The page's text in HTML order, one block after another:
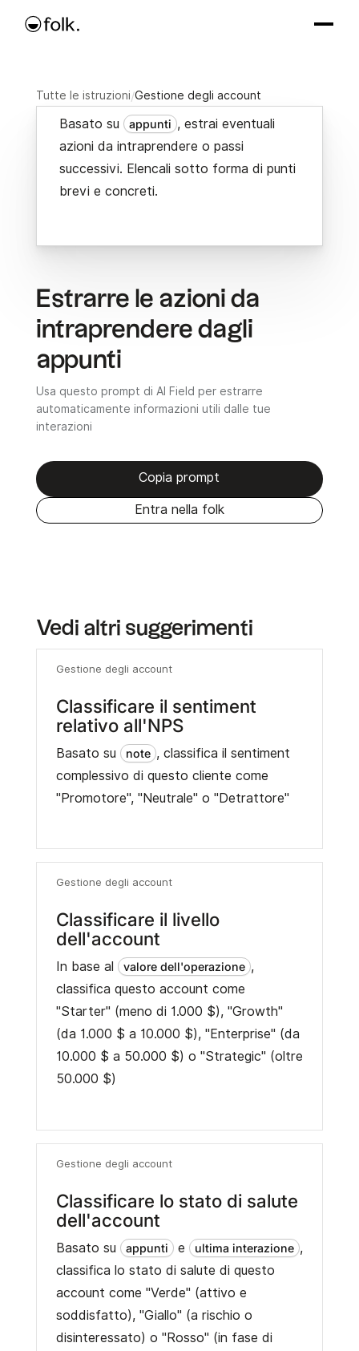
Tutte le istruzioni/Gestione degli account
Basato su appunti , estrai eventuali
azioni da intraprendere o passi
successivi. Elencali sotto forma di punti
brevi e concreti.
Estrarre le azioni da
intraprendere dagli
appunti
Usa questo prompt di AI Field per estrarre
automaticamente informazioni utili dalle tue
interazioni
Copia prompt
Entra nella folk
Vedi altri suggerimenti
Gestione degli account
Classificare il sentiment
relativo all'NPS
Basato su note , classifica il sentiment
complessivo di questo cliente come
"Promotore", "Neutrale" o "Detrattore"
Gestione degli account
Classificare il livello
dell'account
In base al valore dell'operazione ,
classifica questo account come
"Starter" (meno di 1.000 $), "Growth"
(da 1.000 $ a 10.000 $), "Enterprise" (da
10.000 $ a 50.000 $) o "Strategic" (oltre
50.000 $)
Gestione degli account
Classificare lo stato di salute
dell'account
Basato su appunti e ultima interazione ,
classifica lo stato di salute di questo
account come "Verde" (attivo e
soddisfatto), "Giallo" (a rischio o
disinteressato) o "Rosso" (in fase di